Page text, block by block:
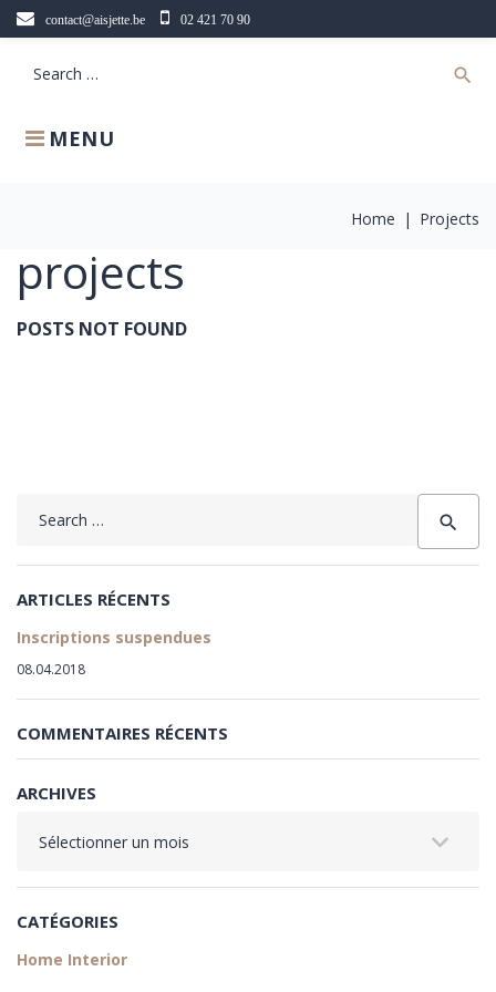
Skip
to
contact@aisjette.be 02 421 70 90
MENU
Search
search
Home | Projects
projects
POSTS NOT FOUND
search
ARTICLES RÉCENTS
Inscriptions suspendues
08.04.2018
COMMENTAIRES RÉCENTS
ARCHIVES
CATÉGORIES
Home Interior